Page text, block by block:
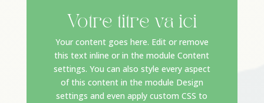
Votre titre va ici
Your content goes here. Edit or remove
this text inline or in the module Content
settings. You can also style every aspect
of this content in the module Design
settings and even apply custom CSS to